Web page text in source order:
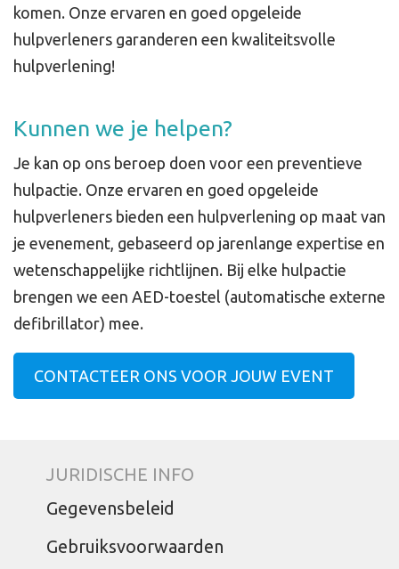
komen. Onze ervaren en goed opgeleide
hulpverleners garanderen een kwaliteitsvolle
hulpverlening!
Kunnen we je helpen?
Je kan op ons beroep doen voor een preventieve
hulpactie. Onze ervaren en goed opgeleide
hulpverleners bieden een hulpverlening op maat van
je evenement, gebaseerd op jarenlange expertise en
wetenschappelijke richtlijnen. Bij elke hulpactie
brengen we een AED-toestel (automatische externe
defibrillator) mee.
CONTACTEER ONS VOOR JOUW EVENT
JURIDISCHE INFO
Gegevensbeleid
Gebruiksvoorwaarden